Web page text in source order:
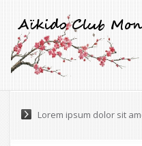
Lorem ipsum dolor sit
Pellentesque varius,